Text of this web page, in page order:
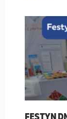
FESTYN